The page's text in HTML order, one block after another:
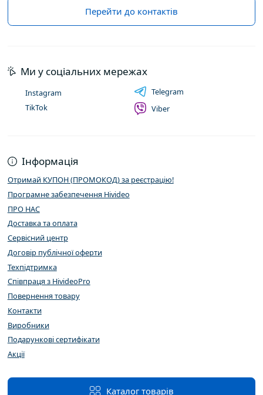
Перейти до контактів
Інформація
Отримай КУПОН (ПРОМОКОД) за реєстрацію!
Програмне забезпечення Hivideo
ПРО НАС
Доставка та оплата
Сервісний центр
Договір публічної оферти
Техпідтримка
Співпраця з HivideoPro
Повернення товару
Контакти
Виробники
Подарункові сертифікати
Акції
Каталог товарів
Ми у соціальних мережах
Instagram
TikTok
Telegram
Viber